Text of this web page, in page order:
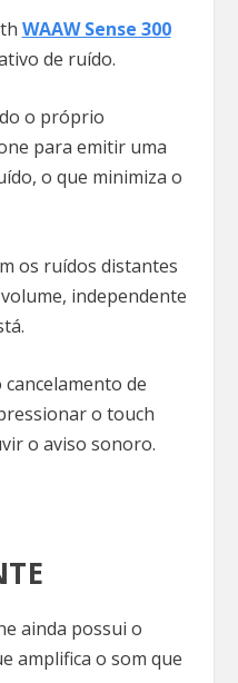
WAAW Sense 300
de ruído.
o próprio
para emitir uma
o que minimiza o
os ruídos distantes
independente
de
o touch
o aviso sonoro.
ainda possui o
amplifica o som que